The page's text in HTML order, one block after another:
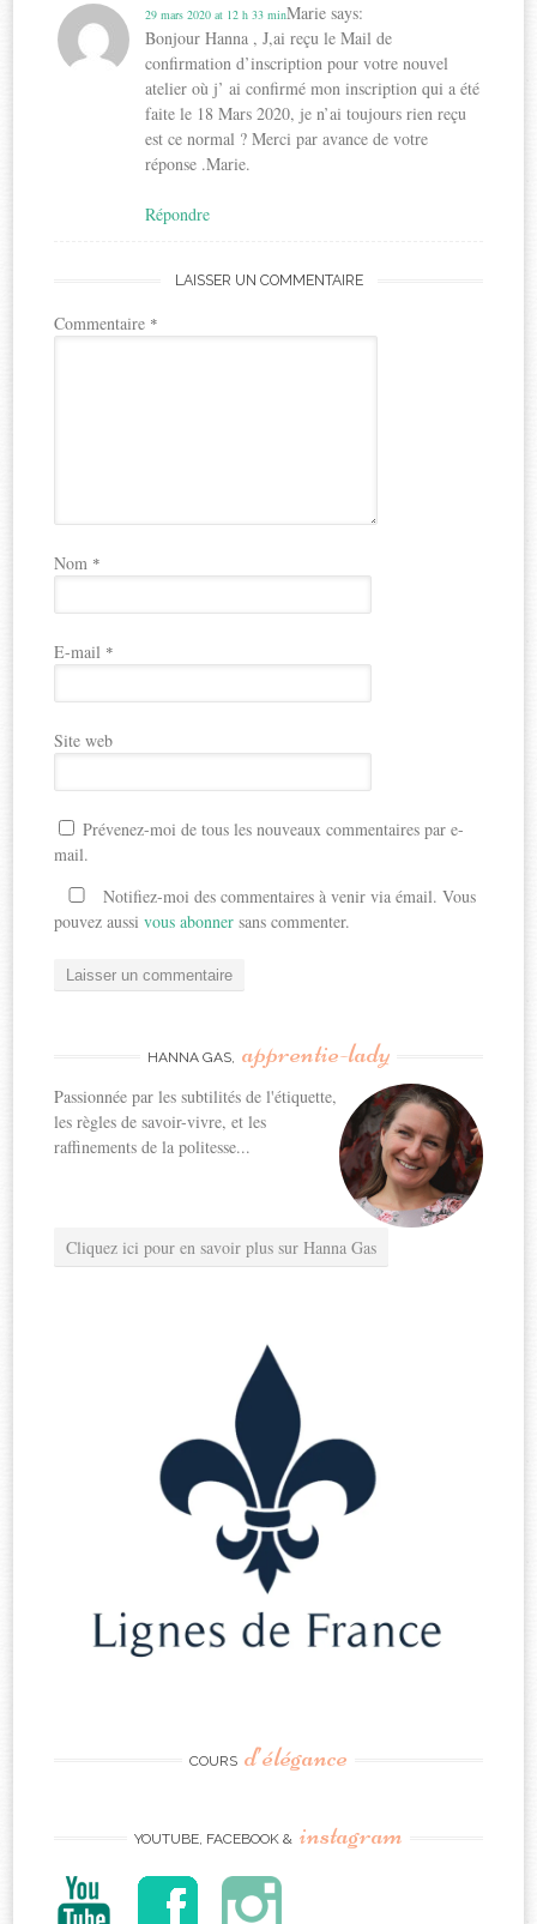
Marie says:
29 mars 2020 at 12 h 33 min
Bonjour Hanna , J,ai reçu le Mail de
confirmation d’inscription pour votre nouvel
atelier où j’ ai confirmé mon inscription qui a été
faite le 18 Mars 2020, je n’ai toujours rien reçu
est ce normal ? Merci par avance de votre
réponse .Marie.
Répondre
LAISSER UN COMMENTAIRE
Commentaire *
Nom *
E-mail *
Site web
Prévenez-moi de tous les nouveaux commentaires par e-
mail.
Notifiez-moi des commentaires à venir via émail. Vous
pouvez aussivous abonner sans commenter.
HANNA GAS, apprentie-lady
Passionnée par les subtilités de l'étiquette,
les règles de savoir-vivre, et les
raffinements de la politesse...
Cliquez ici pour en savoir plus sur Hanna Gas
COURS d’élégance
YOUTUBE, FACEBOOK & instagram